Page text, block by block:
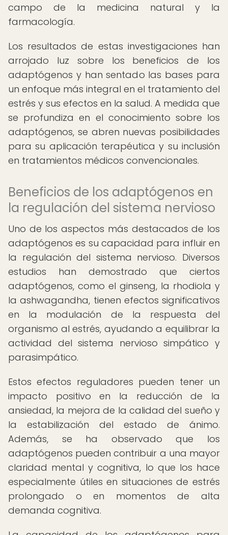
campo de la medicina natural y la
farmacología.
Los resultados de estas investigaciones han
arrojado luz sobre los beneficios de los
adaptógenos y han sentado las bases para
un enfoque más integral en el tratamiento del
estrés y sus efectos en la salud. A medida que
se profundiza en el conocimiento sobre los
adaptógenos, se abren nuevas posibilidades
para su aplicación terapéutica y su inclusión
en tratamientos médicos convencionales.
Beneficios de los adaptógenos en
la regulación del sistema nervioso
Uno de los aspectos más destacados de los
adaptógenos es su capacidad para influir en
la regulación del sistema nervioso. Diversos
estudios han demostrado que ciertos
adaptógenos, como el ginseng, la rhodiola y
la ashwagandha, tienen efectos significativos
en la modulación de la respuesta del
organismo al estrés, ayudando a equilibrar la
actividad del sistema nervioso simpático y
parasimpático.
Estos efectos reguladores pueden tener un
impacto positivo en la reducción de la
ansiedad, la mejora de la calidad del sueño y
la estabilización del estado de ánimo.
Además, se ha observado que los
adaptógenos pueden contribuir a una mayor
claridad mental y cognitiva, lo que los hace
especialmente útiles en situaciones de estrés
prolongado o en momentos de alta
demanda cognitiva.